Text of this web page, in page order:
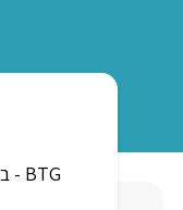
ביו-טכנולוגיה כללית ישראל - BTG